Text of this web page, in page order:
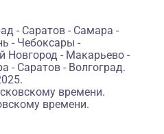
- Саратов - Самара -
- Чебоксары -
Новгород - Макарьево -
- Саратов - Волгоград.
времени.
времени.